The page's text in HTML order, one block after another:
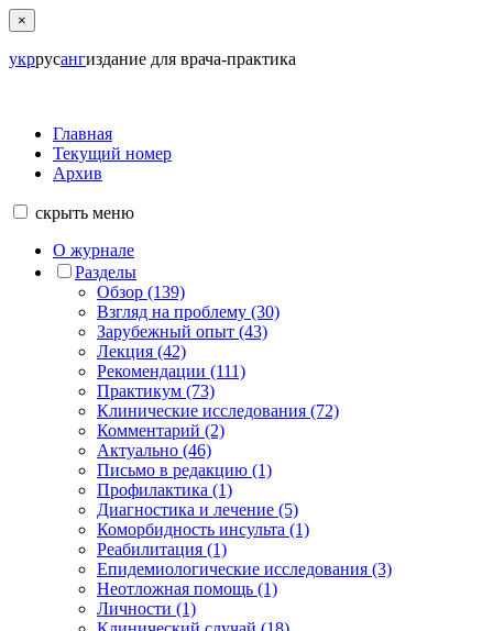
×
укррусангиздание для врача-практика
Главная
Текущий номер
Архив
скрыть меню
О журнале
Разделы
Обзор (139)
Взгляд на проблему (30)
Зарубежный опыт (43)
Лекция (42)
Рекомендации (111)
Практикум (73)
Клинические исследования (72)
Комментарий (2)
Актуально (46)
Письмо в редакцию (1)
Профилактика (1)
Диагностика и лечение (5)
Коморбидность инсульта (1)
Реабилитация (1)
Епидемиологические исследования (3)
Неотложная помощь (1)
Личности (1)